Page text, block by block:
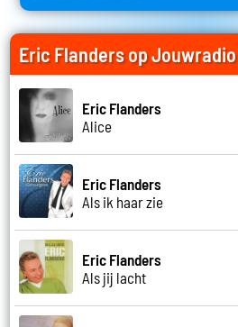
Eric Flanders op Jouwradio
Eric Flanders
Alice
Eric Flanders
Als ik haar zie
Eric Flanders
Als jij lacht